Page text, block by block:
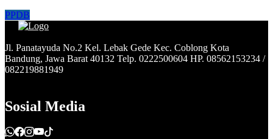
PPDB
Jl. Panatayuda No.2 Kel. Lebak Gede Kec. Coblong Kota
Bandung, Jawa Barat 40132 Telp. 0222500604 HP. 08562153234 /
082219881949
Sosial Media